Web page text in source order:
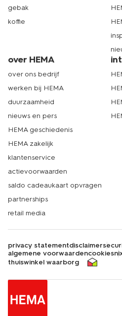
gebak
koffie
over HEMA
over ons bedrijf
werken bij HEMA
duurzaamheid
nieuws en pers
HEMA geschiedenis
HEMA zakelijk
klantenservice
actievoorwaarden
saldo cadeaukaart opvragen
partnerships
retail media
privacy statementdisclaimer
algemene voorwaardencookies
thuiswinkel waarborg